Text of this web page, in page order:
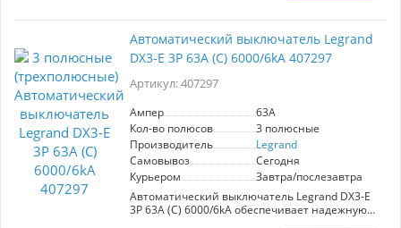
безопасности и стабильности
электроснабжения.
Автоматический выключатель Legrand
DX3-E 3P 63А (С) 6000/6kA 407297
Артикул: 407297
Ампер
63A
Кол-во полюсов
3 полюсные
Производитель
Legrand
Самовывоз
Сегодня
Курьером
Завтра/послезавтра
Автоматический выключатель Legrand DX3-E
3P 63А (С) 6000/6kA обеспечивает надежную